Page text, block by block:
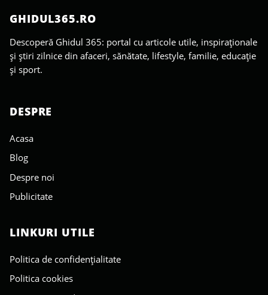
GHIDUL365.RO
Descoperă Ghidul 365: portal cu articole utile, inspiraționale
și știri zilnice din afaceri, sănătate, lifestyle, familie, educație
și sport.
DESPRE
Acasa
Blog
Despre noi
Publicitate
LINKURI UTILE
Politica de confidențialitate
Politica cookies